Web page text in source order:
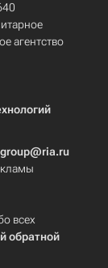
агентство
всех
обратной